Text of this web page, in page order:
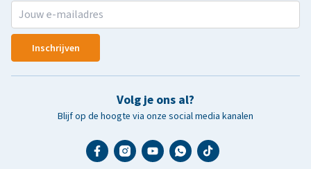
Inschrijven
Volg je ons al?
Blijf op de hoogte via onze social media kanalen